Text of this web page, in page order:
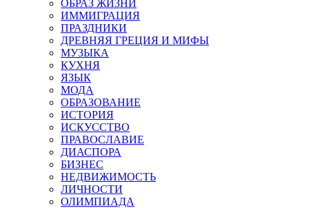
ОБРАЗ ЖИЗНИ
ИММИГРАЦИЯ
ПРАЗДНИКИ
ДРЕВНЯЯ ГРЕЦИЯ И МИФЫ
МУЗЫКА
КУХНЯ
ЯЗЫК
МОДА
ОБРАЗОВАНИЕ
ИСТОРИЯ
ИСКУССТВО
ПРАВОСЛАВИЕ
ДИАСПОРА
БИЗНЕС
НЕДВИЖИМОСТЬ
ЛИЧНОСТИ
ОЛИМПИАДА